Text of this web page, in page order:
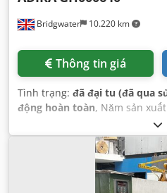
Bridgwater 10.220 km
Thông tin giá
Tình trạng: đã đại tu (đã qua
động hoàn toàn, Năm sản
, nhà sản xuất bộ
bộ điều khiển:Cybtouch 6,
Có sẵn biển kiểu,
từ xa bằng chân, dừng khẩn
toàn, tài liệu / sổ tay hướng